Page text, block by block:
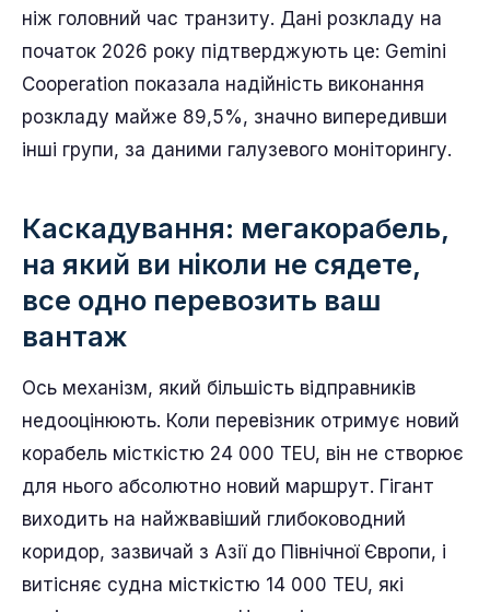
ніж головний час транзиту. Дані розкладу на
початок 2026 року підтверджують це: Gemini
Cooperation показала надійність виконання
розкладу майже 89,5%, значно випередивши
інші групи, за даними галузевого моніторингу.
Каскадування: мегакорабель,
на який ви ніколи не сядете,
все одно перевозить ваш
вантаж
Ось механізм, який більшість відправників
недооцінюють. Коли перевізник отримує новий
корабель місткістю 24 000 TEU, він не створює
для нього абсолютно новий маршрут. Гігант
виходить на найжвавіший глибоководний
коридор, зазвичай з Азії до Північної Європи, і
витісняє судна місткістю 14 000 TEU, які